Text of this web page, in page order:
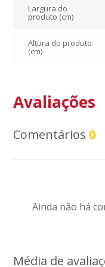
Largura do
produto (cm)
Altura do produto
(cm)
Avaliações
Comentários 0
Ainda não há
Média de